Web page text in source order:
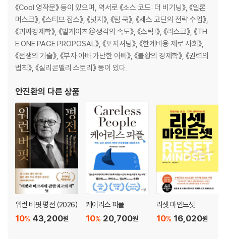
Law 42 당신이 돌린 카드로 게임하게 하라: 선택권 통제
Law 43 사람들의 약점을 공략하라: 심리적 무장해제
Law 44 가질 수 없는 것들은 경멸하라: 무시 전략
Law 45 한번에 모든 것을 바꾸려 하지 말라: 급진적인 개혁의 부작용
Law 46 상대의 마음을 유혹하라: 은밀한 설득
Law 47 상대를 허상과 싸우게 하라: 거울 전략
Law 48 승리를 거두면 멈출 때를 알라: 승자의 저주
《Cool 영작문》 등이 있으며, 역서로 《소스 코드: 더 비기닝》, 《일론
머스크》, 《스티브 잡스》, 《넛지》, 《팀 쿡》, 《세스 고딘의 전략 수업》,
《괴짜경제학》, 《빌게이츠@생각의 속도》, 《스틱!》, 《리스크》, 《TH
E ONE PAGE PROPOSAL》, 《포지셔닝》, 《한계비용 제로 사회》,
《전쟁의 기술》, 《부자 아빠 가난한 아빠》, 《불황의 경제학》, 《권력의
법칙》, 《실리콘밸리 스토리》 등이 있다.
안진환의 다른 상품
워런 버핏 평전 (2026)
43,200원
10%
케어리스 피플
20,700원
10%
리셋 마인드셋
16,020원
10%